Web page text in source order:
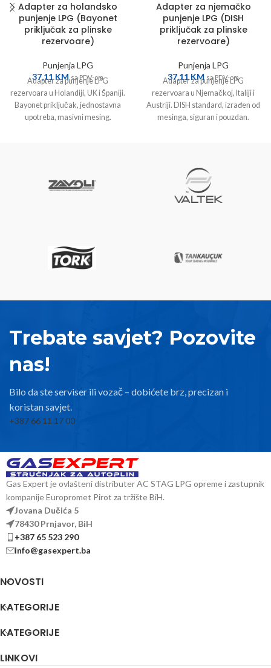
Adapter za holandsko
punjenje LPG (Bayonet
priključak za plinske
rezervoare)
Punjenja LPG
37,11 KM sa PDV-om
Adapter za punjenje LPG
rezervoara u Holandiji, UK i Španiji.
Bayonet priključak, jednostavna
upotreba, masivni mesing.
Adapter za njemačko
punjenje LPG (DISH
priključak za plinske
rezervoare)
Punjenja LPG
37,11 KM sa PDV-om
Adapter za punjenje LPG
rezervoara u Njemačkoj, Italiji i
Austriji. DISH standard, izrađen od
mesinga, siguran i pouzdan.
Trebate savjet? Pozovite
nas!
Bilo da ste serviser ili vozač – dobićete brz, precizan i
koristan savjet.
+387 66 11 17 00
Gas Expert je ovlašteni distributer AC STAG LPG opreme i zastupnik
kompanije Europromet Pirot za tržište BiH.
Jovana Dučića 5
78430 Prnjavor, BiH
+387 65 523 290
info@gasexpert.ba
NOVOSTI
KATEGORIJE
KATEGORIJE
LINKOVI